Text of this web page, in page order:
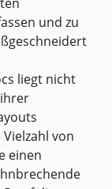
mit unserer
und zu
liegt nicht
von
einen